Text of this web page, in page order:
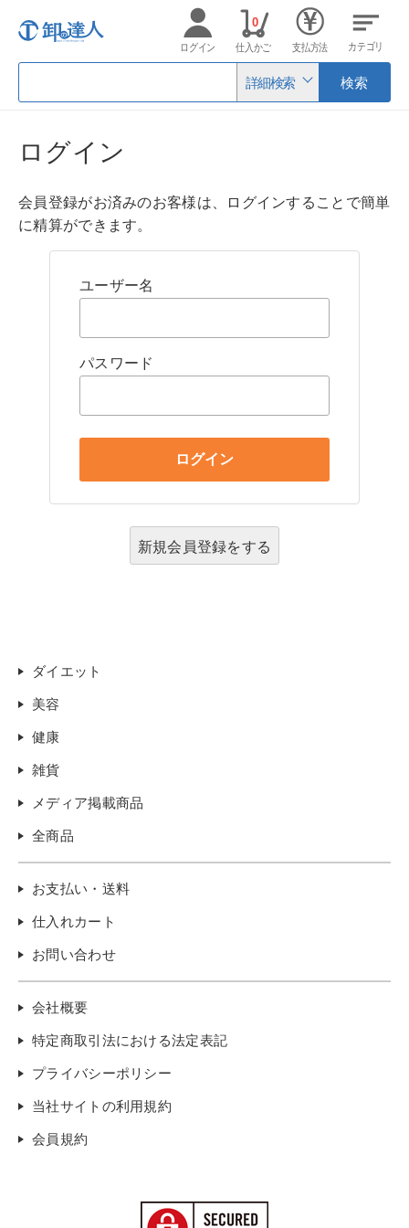
詳細検索 検索
ログイン 仕入かご
0
支払方法 カテゴリ
ログイン
会員登録がお済みのお客様は、ログインすることで簡単
に精算ができます。
ユーザー名
パスワード
新規会員登録をする
ダイエット
美容
健康
雑貨
メディア掲載商品
全商品
お支払い・送料
仕入れカート
お問い合わせ
会社概要
特定商取引法における法定表記
プライバシーポリシー
当社サイトの利用規約
会員規約